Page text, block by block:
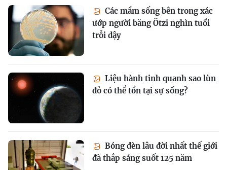
Các mầm sống bên trong xác
ướp người băng Ötzi nghìn tuổi
trỗi dậy
Liệu hành tinh quanh sao lùn
đỏ có thể tồn tại sự sống?
Bóng đèn lâu đời nhất thế giới
đã thắp sáng suốt 125 năm